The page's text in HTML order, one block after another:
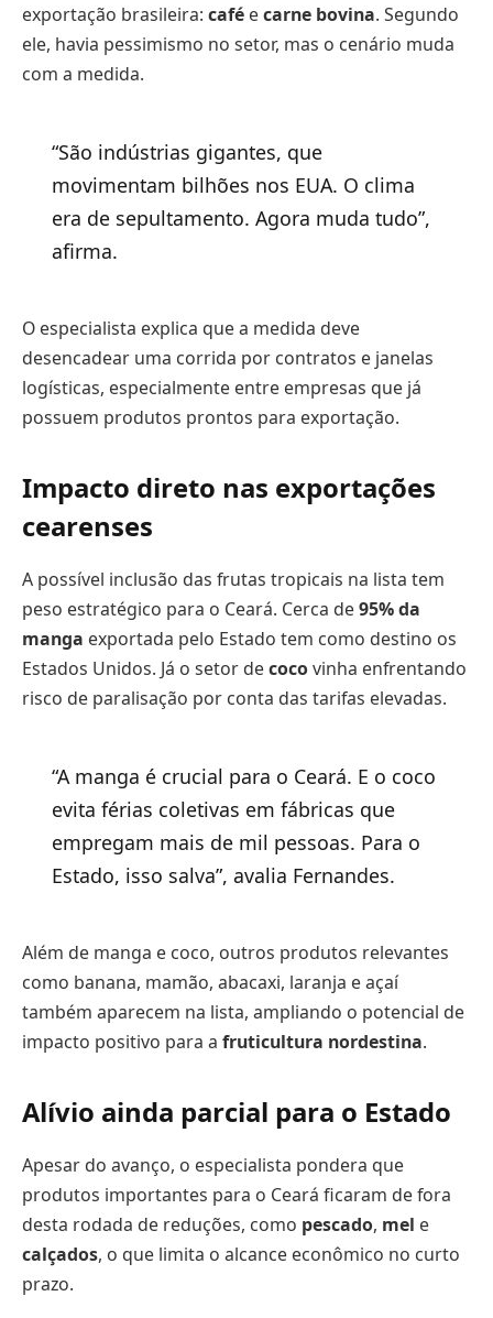
exportação brasileira: café ecarne bovina. Segundo
ele, havia pessimismo no setor, mas o cenário muda
com a medida.
“São indústrias gigantes, que
movimentam bilhões nos EUA. O clima
era de sepultamento. Agora muda tudo”,
afirma.
O especialista explica que a medida deve
desencadear uma corrida por contratos e janelas
logísticas, especialmente entre empresas que já
possuem produtos prontos para exportação.
Impacto direto nas exportações
cearenses
A possível inclusão das frutas tropicais na lista tem
peso estratégico para o Ceará. Cerca de95% da
manga exportada pelo Estado tem como destino os
Estados Unidos. Já o setor decocovinha enfrentando
risco de paralisação por conta das tarifas elevadas.
“A manga é crucial para o Ceará. E o coco
evita férias coletivas em fábricas que
empregam mais de mil pessoas. Para o
Estado, isso salva”, avalia Fernandes.
Além de manga e coco, outros produtos relevantes
como banana, mamão, abacaxi, laranja e açaí
também aparecem na lista, ampliando o potencial de
impacto positivo para a fruticultura nordestina.
Alívio ainda parcial para o Estado
Apesar do avanço, o especialista pondera que
produtos importantes para o Ceará ficaram de fora
desta rodada de reduções, como pescado, mel e
calçados, o que limita o alcance econômico no curto
prazo.